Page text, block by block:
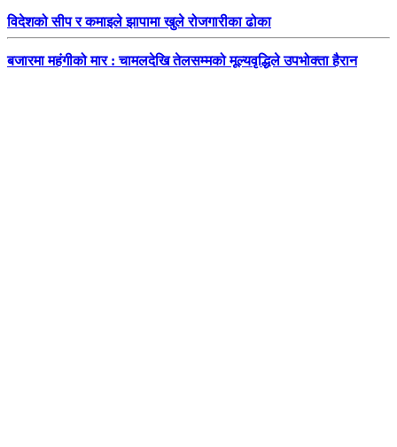
विदेशको सीप र कमाइले झापामा खुले रोजगारीका ढोका
बजारमा महंगीको मार : चामलदेखि तेलसम्मको मूल्यवृद्धिले उपभोक्ता हैरान